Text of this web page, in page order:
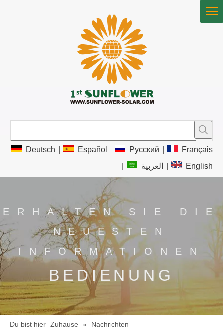
Deutsch Español Pусский
Français
العربية English
ERHALTEN SIE DIE
NEUESTEN
INFORMATIONEN
BEDIENUNG
Du bist hier Zuhause » Nachrichten